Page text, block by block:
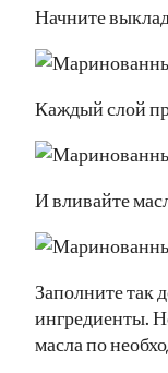
Начните
Каждый слой
И вливайте
Заполните так
ингредиенты.
масла по